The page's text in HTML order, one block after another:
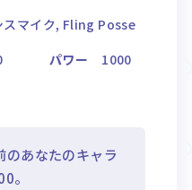
スマイク, Fling Posse
パワー
1000
のあなたのキャラ
。